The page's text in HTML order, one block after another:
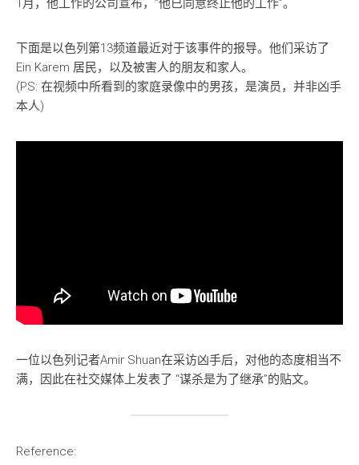
1月，他工作的公司宣布，”他已同意终止他的工作”。
下面是以色列第13频道最近对于该事件的报导。他们采访了
Ein Karem 居民，以及被害人的朋友和家人。
(PS: 在视频中所看到的家庭录像中的男孩，是演员，并非凶手
本人)
一位以色列记者Amir Shuan在采访凶手后，对他的态度相当不
满，因此在社交媒体上发表了 “谋杀是为了继承”的贴文。
Reference: